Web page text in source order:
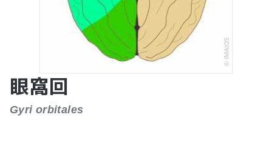
眼窩回
Gyri orbitales